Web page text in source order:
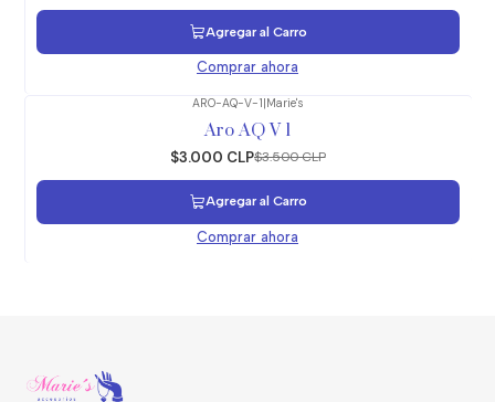
Agregar al Carro
Comprar ahora
ARO-AQ-V-1|Marie's
Aro AQ V 1
$3.000 CLP$3.500 CLP
Agregar al Carro
Comprar ahora